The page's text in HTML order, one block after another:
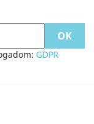
GDPR